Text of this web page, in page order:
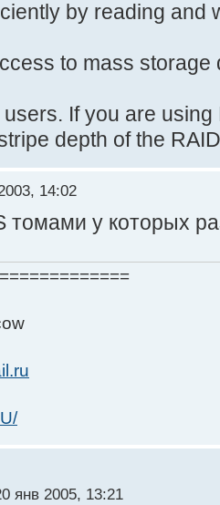
by reading and
to mass
If you are
depth of the
14:02
томами у которых
янв 2005, 13:21